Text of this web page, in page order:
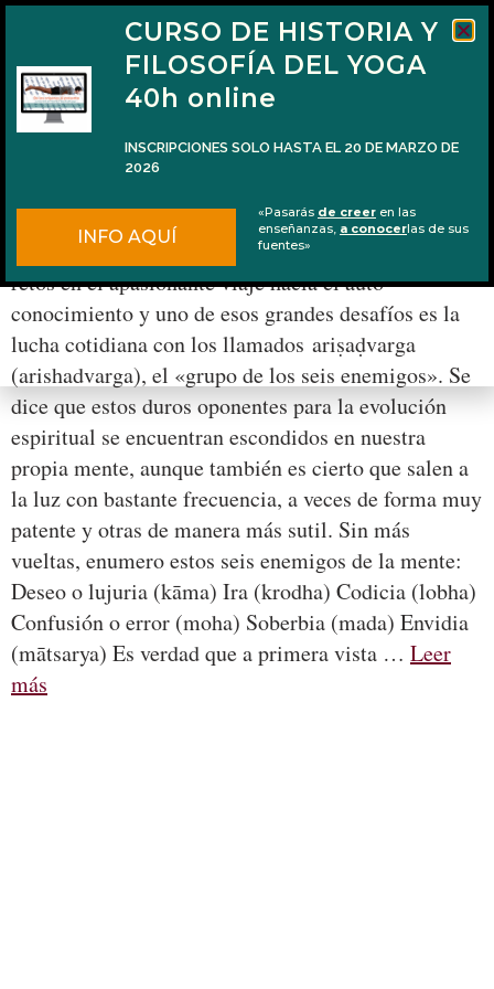
Los seis enemigos de la evolución espiritual
El practicante espiritual debe enfrentarse a muchos
retos en el apasionante viaje hacia el auto-
conocimiento y uno de esos grandes desafíos es la
lucha cotidiana con los llamados ariṣaḍvarga
(arishadvarga), el «grupo de los seis enemigos». Se
dice que estos duros oponentes para la evolución
espiritual se encuentran escondidos en nuestra
propia mente, aunque también es cierto que salen a
la luz con bastante frecuencia, a veces de forma muy
patente y otras de manera más sutil. Sin más
vueltas, enumero estos seis enemigos de la mente:
Deseo o lujuria (kāma) Ira (krodha) Codicia (lobha)
Confusión o error (moha) Soberbia (mada) Envidia
(mātsarya) Es verdad que a primera vista … Leer
más
CURSO DE HISTORIA Y
FILOSOFÍA DEL YOGA
40h online
INSCRIPCIONES SOLO HASTA EL 20 DE MARZO DE
2026
INFO AQUÍ
«Pasarás de creer en las
enseñanzas, a conocerlas de sus
fuentes»